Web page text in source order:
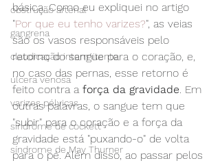
obstrução arterial
gangrena
claudicação intermitente
úlcera venosa
varizes pélvicas
síndrome de cockett
síndrome de May Thurner
básica. Como eu expliquei no artigo
"Por que eu tenho varizes?", as veias
são os vasos responsáveis pelo
retorno do sangue para o coração, e,
no caso das pernas, esse retorno é
feito contra a força da gravidade. Em
outras palavras, o sangue tem que
"subir" para o coração e a força da
gravidade está "puxando-o" de volta
para o pé. Além disso, ao passar pelos